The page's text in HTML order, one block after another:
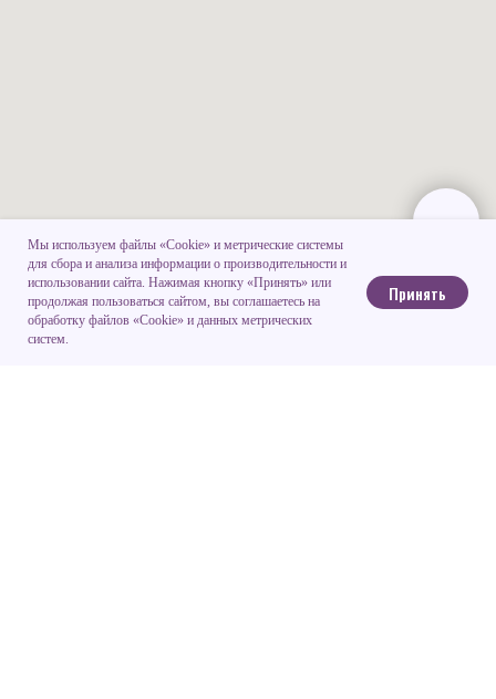
Мы используем файлы «Cookie» и метрические системы
для сбора и анализа информации о производительности и
использовании сайта. Нажимая кнопку «Принять» или
продолжая пользоваться сайтом, вы соглашаетесь на
обработку файлов «Cookie» и данных метрических
систем.
Принять